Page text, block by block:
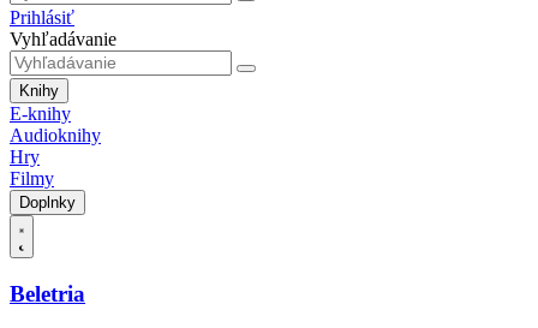
Prihlásiť
Vyhľadávanie
Knihy
E-knihy
Audioknihy
Hry
Filmy
Doplnky
Beletria